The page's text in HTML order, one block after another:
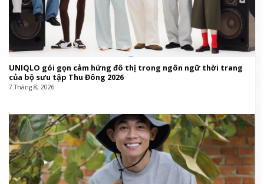
UNIQLO gói gọn cảm hứng đô thị trong ngôn ngữ thời trang
của bộ sưu tập Thu Đông 2026
7 Tháng 8, 2026